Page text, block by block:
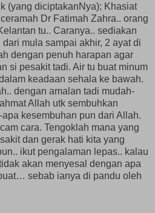
(yang diciptakanNya); Khasiat
Dr Fatimah Zahra.. orang
tu.. Caranya.. sediakan
mula sampai akhir, 2 ayat di
dengan penuh harapan agar
si pesakit tadi. Air tu buat minum
keadaan sehala ke bawah.
dengan amalan tadi mudah-
Allah utk sembuhkan
kesembuhan pun dari Allah.
cara. Tengoklah mana yang
dan gerak hati kita yang
ikut pengalaman lepas.. kalau
akan menyesal dengan apa
sebab ianya di pandu oleh